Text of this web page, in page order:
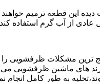
این قطعه ترمیم خواهند
عادی از آب گرم استفاده
ترین مشکلات ظرفشویی
برند های ماشین
به طور کامل